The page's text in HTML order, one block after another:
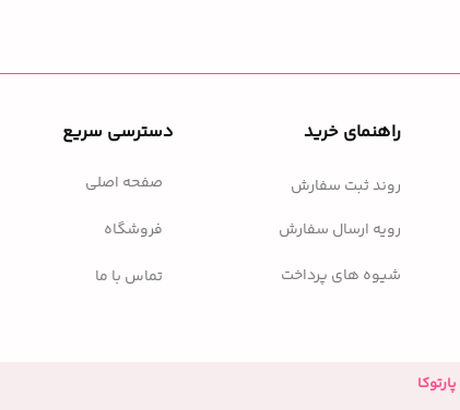
راهنمای خرید
روند ثبت سفارش
رویه ارسال سفارش
شیوه های پرداخت
دسترسی سریع
صفحه اصلی
فروشگاه
تماس با ما
پارتوکا